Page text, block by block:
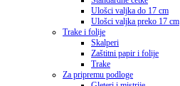
Ulošci valjka do 17 cm
Ulošci valjka preko 17 cm
Trake i folije
Skalperi
Zaštitni papir i folije
Trake
Za pripremu podloge